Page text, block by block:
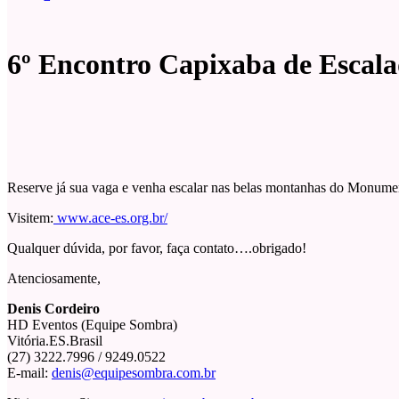
6º Encontro Capixaba de
Reserve já sua vaga e venha escalar nas belas montanhas do
Visitem: www.ace-es.org.br/
Qualquer dúvida, por favor, faça contato….obrigado!
Atenciosamente,
Denis Cordeiro
HD Eventos (Equipe Sombra)
Vitória.ES.Brasil
(27) 3222.7996 / 9249.0522
E-mail: denis@equipesombra.com.br